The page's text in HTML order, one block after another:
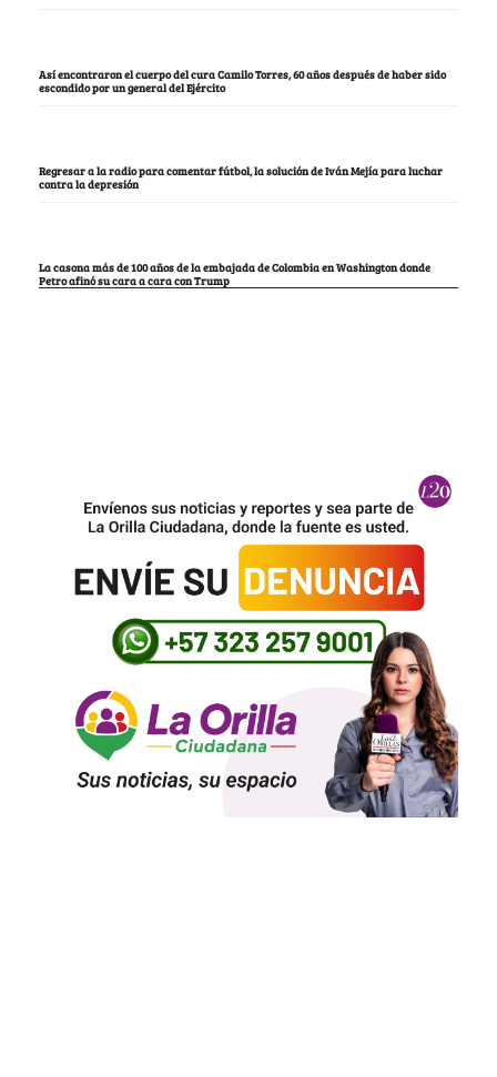
Así encontraron el cuerpo del cura Camilo Torres, 60 años después de haber sido
escondido por un general del Ejército
Regresar a la radio para comentar fútbol, la solución de Iván Mejía para luchar
contra la depresión
La casona más de 100 años de la embajada de Colombia en Washington donde
Petro afinó su cara a cara con Trump